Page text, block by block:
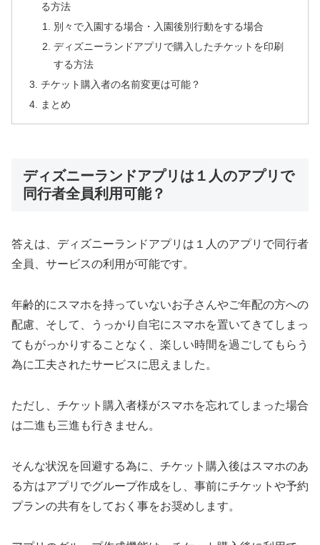
る方法
別々で入園する場合・入園後別行動をする場合
ディズニーランドアプリで購入したチケットを印刷
する方法
チケット購入者の名前変更は可能？
まとめ
ディズニーランドアプリは１人のアプリで
同行者全員利用可能？
答えは、ディズニーランドアプリは１人のアプリで同行者
全員、サービスの利用が可能です。
年齢的にスマホを持っていないお子さんやご年配の方への
配慮、そして、うっかり自宅にスマホを置いてきてしまっ
てもがっかりすることなく、楽しい時間を過ごしてもらう
為に工夫されたサービスに思えました。
ただし、チケット購入者様がスマホを忘れてしまった場合
は二進も三進も行きません。
そんな状況を回避する為に、チケット購入後はスマホのあ
る方はアプリでグループ作成をし、事前にチケットや予約
プランの共有をしておく事をお奨めします。